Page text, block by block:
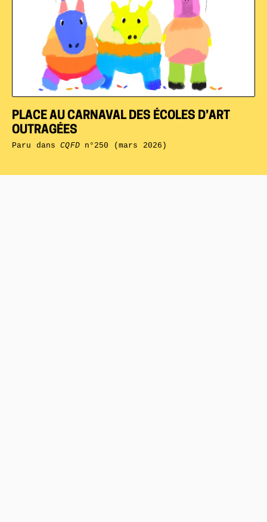
PLACE AU CARNAVAL DES ÉCOLES D’ART
OUTRAGÉES
Paru dansCQFDn°250 (mars 2026)